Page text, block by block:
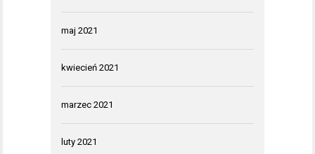
maj 2021
kwiecień 2021
marzec 2021
luty 2021